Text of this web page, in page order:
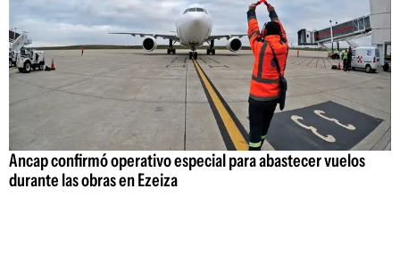
Ancap confirmó operativo especial para abastecer vuelos
durante las obras en Ezeiza